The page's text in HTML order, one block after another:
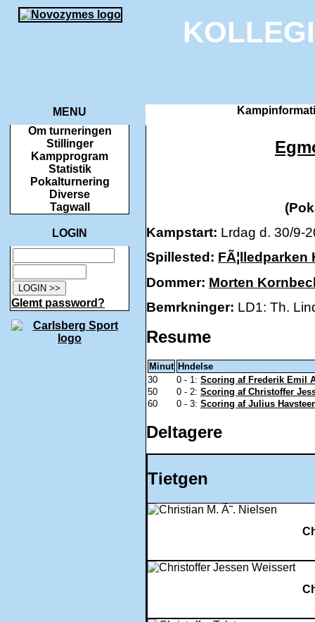
MENU
Om turneringen
Stillinger
Kampprogram
Statistik
Pokalturnering
Diverse
Tagwall
LOGIN
Glemt password?
Kampstart: Lrdag d. 30/9-
Spillested: FÃ¦lledparken
Dommer: Morten
Bemrkninger: LD1: Th.
Resume
Minut Hndelse
30
0 - 1: Scoring af Frederik Emil
50
0 - 2: Scoring af Christoffer
60
0 - 3: Scoring af Julius
Deltagere
Tietgen